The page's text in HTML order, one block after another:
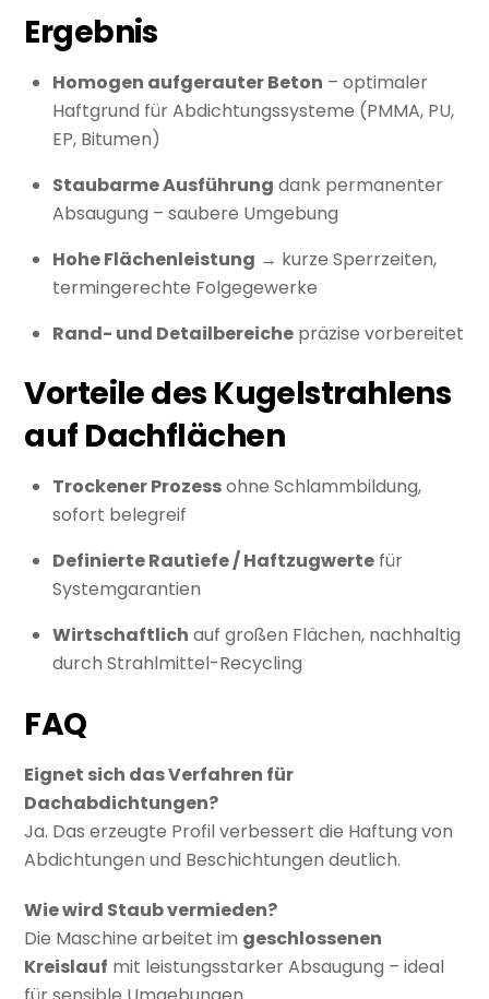
Ergebnis
Homogen aufgerauter Beton – optimaler
Haftgrund für Abdichtungssysteme (PMMA, PU,
EP, Bitumen)
Staubarme Ausführung dank permanenter
Absaugung – saubere Umgebung
Hohe Flächenleistung → kurze Sperrzeiten,
termingerechte Folgegewerke
Rand- und Detailbereiche präzise vorbereitet
Vorteile des Kugelstrahlens
auf Dachflächen
Trockener Prozessohne Schlammbildung,
sofort belegreif
Definierte Rautiefe / Haftzugwerte für
Systemgarantien
Wirtschaftlich auf großen Flächen, nachhaltig
durch Strahlmittel-Recycling
FAQ
Eignet sich das Verfahren für
Dachabdichtungen?
Ja. Das erzeugte Profil verbessert die Haftung von
Abdichtungen und Beschichtungen deutlich.
Wie wird Staub vermieden?
Die Maschine arbeitet im geschlossenen
Kreislauf mit leistungsstarker Absaugung – ideal